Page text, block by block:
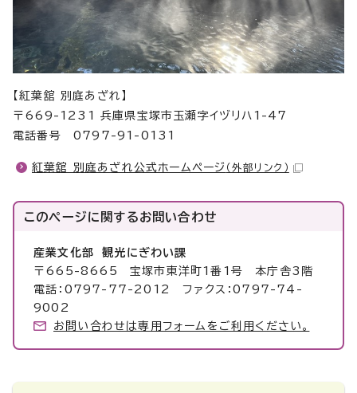
【紅葉舘 別庭あざれ】
〒669-1231 兵庫県宝塚市玉瀬字イヅリハ1-47
電話番号 0797-91-0131
紅葉舘 別庭あざれ公式ホームページ （外部リンク）
このページに関するお問い合わせ
産業文化部 観光にぎわい課
〒665-8665 宝塚市東洋町1番1号 本庁舎3階
電話：0797-77-2012 ファクス：0797-74-
9002
お問い合わせは専用フォームをご利用ください。